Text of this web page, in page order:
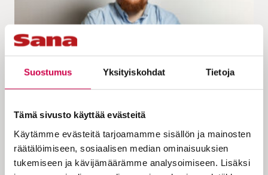
Suostumus Yksityiskohdat Tietoja
Tämä sivusto käyttää evästeitä
Käytämme evästeitä tarjoamamme sisällön ja mainosten
räätälöimiseen, sosiaalisen median ominaisuuksien
tukemiseen ja kävijämäärämme analysoimiseen. Lisäksi
KOLUMNI | 29.01.2025
Viljamaa | Parasta A-luokkaa